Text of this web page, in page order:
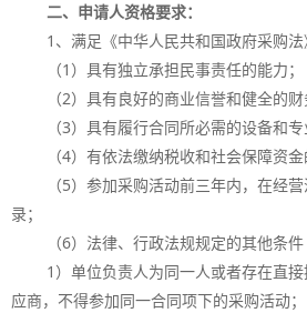
二、申请人资格要求：
1 、满足《中华人民共和国政府采购法
（1 ）具有独立承担民事责任的能力；
（2）具有良好的商业信誉和健全的财
（3）具有履行合同所必需的设备和专
（4）有依法缴纳税收和社会保障资金
（5）参加采购活动前三年内，在经
录；
（6）法律、行政法规规定的其他条件
1 ）单位负责人为同一人或者存在直
应商，不得参加同一合同项下的采购活动；